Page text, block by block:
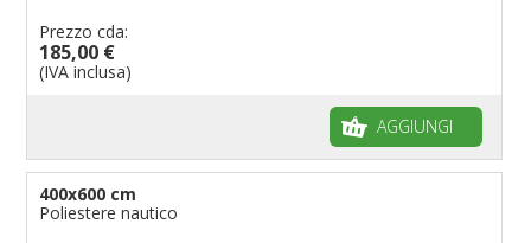
Prezzo cda:
185,00 €
(IVA inclusa)
AGGIUNGI
400x600 cm
Poliestere nautico